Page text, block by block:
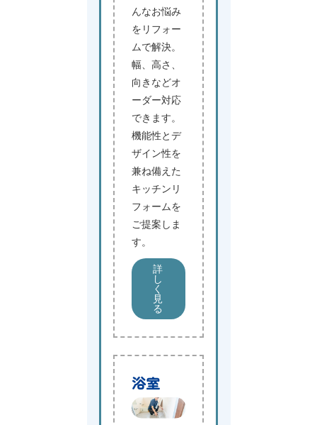
んなお悩み
をリフォー
ムで解決。
幅、高さ、
向きなどオ
ーダー対応
できます。
機能性とデ
ザイン性を
兼ね備えた
キッチンリ
フォームを
ご提案しま
す。
詳
し
く
見
る
浴室